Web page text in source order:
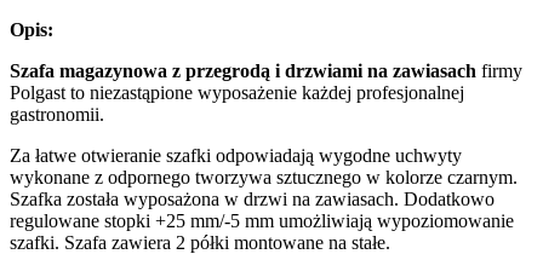
Opis:
Szafa magazynowa z przegrodą i drzwiami na zawiasach firmy
Polgast to niezastąpione wyposażenie każdej profesjonalnej
gastronomii.
Za łatwe otwieranie szafki odpowiadają wygodne uchwyty
wykonane z odpornego tworzywa sztucznego w kolorze czarnym.
Szafka została wyposażona w drzwi na zawiasach. Dodatkowo
regulowane stopki +25 mm/-5 mm umożliwiają wypoziomowanie
szafki. Szafa zawiera 2 półki montowane na stałe.